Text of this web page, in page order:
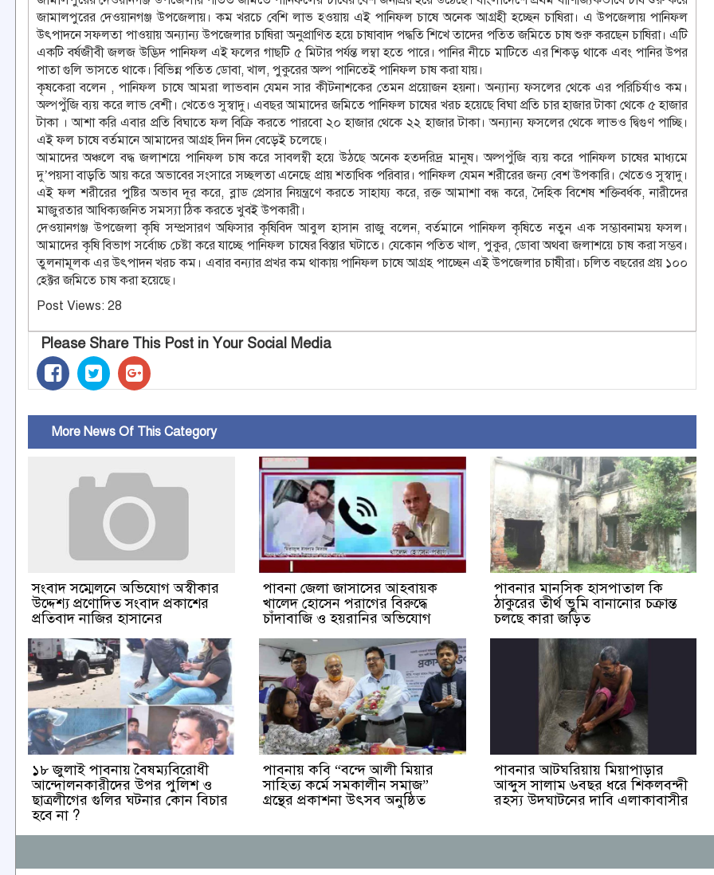
জামালপুরের দেওয়ানগঞ্জ উপজেলায়। কম খরচে বেশি লাভ হওয়ায় এই পানিফল চাষে অনেক আগ্রহী হচ্ছেন চাষিরা। এ উপজেলায় পানিফল
উৎপাদনে সফলতা পাওয়ায় অন্যান্য উপজেলার চাষিরা অনুপ্রাণিত হয়ে চাষাবাদ পদ্ধতি শিখে তাদের পতিত জমিতে চাষ শুরু করছেন চাষিরা। এটি
একটি বর্ষজীবী জলজ উদ্ভিদ পানিফল এই ফলের গাছটি ৫ মিটার পর্যন্ত লম্বা হতে পারে। পানির নীচে মাটিতে এর শিকড় থাকে এবং পানির উপর
পাতা গুলি ভাসতে থাকে। বিভিন্ন পতিত ডোবা, খাল, পুকুরের অল্প পানিতেই পানিফল চাষ করা যায়।
কৃষকেরা বলেন , পানিফল চাষে আমরা লাভবান যেমন সার কীটনাশকের তেমন প্রয়োজন হয়না। অন্যান্য ফসলের থেকে এর পরিচির্যাও কম।
অল্পপুঁজি ব্যয় করে লাভ বেশী। খেতেও সুস্বাদু। এবছর আমাদের জমিতে পানিফল চাষের খরচ হয়েছে বিঘা প্রতি চার হাজার টাকা থেকে ৫ হাজার
টাকা । আশা করি এবার প্রতি বিঘাতে ফল বিক্রি করতে পারবো ২০ হাজার থেকে ২২ হাজার টাকা। অন্যান্য ফসলের থেকে লাভও দ্বিগুণ পাচ্ছি।
এই ফল চাষে বর্তমানে আমাদের আগ্রহ দিন দিন বেড়েই চলেছে।
আমাদের অঞ্চলে বদ্ধ জলাশয়ে পানিফল চাষ করে সাবলম্বী হয়ে উঠছে অনেক হতদরিদ্র মানুষ। অল্পপুঁজি ব্যয় করে পানিফল চাষের মাধ্যমে
দু’পয়সা বাড়তি আয় করে অভাবের সংসারে সচ্ছলতা এনেছে প্রায় শতাধিক পরিবার। পানিফল যেমন শরীরের জন্য বেশ উপকারি। খেতেও সুস্বাদু।
এই ফল শরীরের পুষ্টির অভাব দূর করে, ব্লাড প্রেসার নিয়ন্ত্রণে করতে সাহায্য করে, রক্ত আমাশা বন্ধ করে, দৈহিক বিশেষ শক্তিবর্ধক, নারীদের
মাজুরতার আধিক্যজনিত সমস্যা ঠিক করতে খুবই উপকারী।
দেওয়ানগঞ্জ উপজেলা কৃষি সম্প্রসারণ অফিসার কৃষিবিদ আবুল হাসান রাজু বলেন, বর্তমানে পানিফল কৃষিতে নতুন এক সম্ভাবনাময় ফসল।
আমাদের কৃষি বিভাগ সর্বোচ্চ চেষ্টা করে যাচ্ছে পানিফল চাষের বিস্তার ঘটাতে। যেকোন পতিত খাল, পুকুর, ডোবা অথবা জলাশয়ে চাষ করা সম্ভব।
তুলনামূলক এর উৎপাদন খরচ কম। এবার বন্যার প্রখর কম থাকায় পানিফল চাষে আগ্রহ পাচ্ছেন এই উপজেলার চাষীরা। চলিত বছরের প্রয় ১০০
হেক্টর জমিতে চাষ করা হয়েছে।
Post Views: 28
Please Share This Post in Your Social Media
More News Of This Category
সংবাদ সম্মেলনে অভিযোগ অস্বীকার
উদ্দেশ্য প্রণোদিত সংবাদ প্রকাশের
প্রতিবাদ নাজির হাসানের
পাবনা জেলা জাসাসের আহবায়ক
খালেদ হোসেন পরাগের বিরুদ্ধে
চাঁদাবাজি ও হয়রানির অভিযোগ
পাবনার মানসিক হাসপাতাল কি
ঠাকুরের তীর্থ ভুমি বানানোর চক্রান্ত
চলছে কারা জড়িত
১৮ জুলাই পাবনায় বৈষম্যবিরোধী
আন্দোলনকারীদের উপর পুলিশ ও
ছাত্রলীগের গুলির ঘটনার কোন বিচার
হবে না ?
পাবনায় কবি “বন্দে আলী মিয়ার
সাহিত্য কর্মে সমকালীন সমাজ”
গ্রন্থের প্রকাশনা উৎসব অনুষ্ঠিত
পাবনার আটঘরিয়ায় মিয়াপাড়ার
আব্দুস সালাম ৬বছর ধরে শিকলবন্দী
রহস্য উদঘাটনের দাবি এলাকাবাসীর